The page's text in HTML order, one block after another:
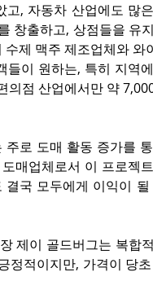
, 자동차 산업에도 많
창출하고, 상점들을 유
제 맥주 제조업체와 와
들이 원하는, 특히 지역
의점 산업에서만 약
주로 도매 활동 증가를
매업체로서 이 프로젝
국 모두에게 이익이 될
제이 골드버그는 복합
정적이지만, 가격이 당